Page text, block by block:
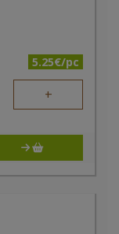
5.25€/pc
+